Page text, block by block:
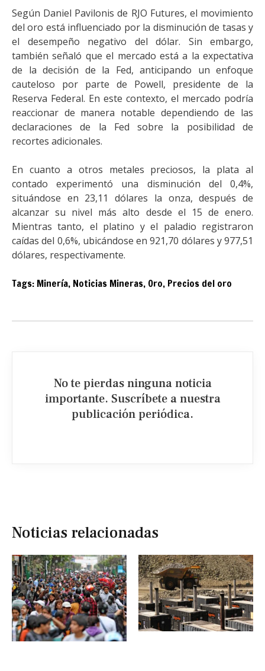
Según Daniel Pavilonis de RJO Futures, el movimiento
del oro está influenciado por la disminución de tasas y
el desempeño negativo del dólar. Sin embargo,
también señaló que el mercado está a la expectativa
de la decisión de la Fed, anticipando un enfoque
cauteloso por parte de Powell, presidente de la
Reserva Federal. En este contexto, el mercado podría
reaccionar de manera notable dependiendo de las
declaraciones de la Fed sobre la posibilidad de
recortes adicionales.
En cuanto a otros metales preciosos, la plata al
contado experimentó una disminución del 0,4%,
situándose en 23,11 dólares la onza, después de
alcanzar su nivel más alto desde el 15 de enero.
Mientras tanto, el platino y el paladio registraron
caídas del 0,6%, ubicándose en 921,70 dólares y 977,51
dólares, respectivamente.
Tags: Minería, Noticias Mineras, Oro, Precios del oro
No te pierdas ninguna noticia
importante. Suscríbete a nuestra
publicación periódica.​
Noticias relacionadas